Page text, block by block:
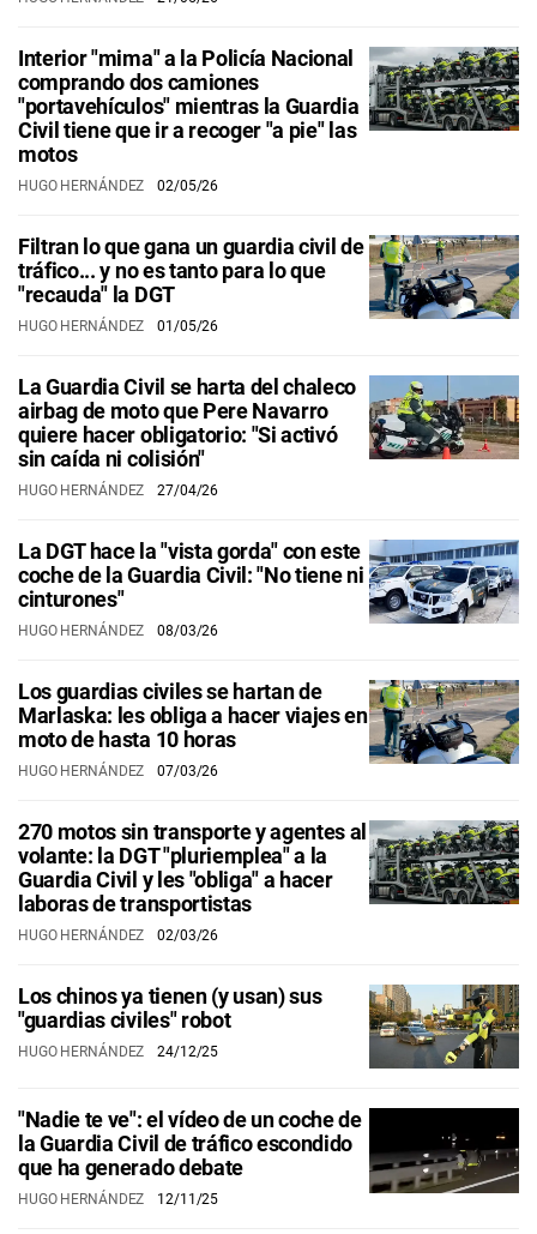
Interior "mima" a la Policía Nacional
comprando dos camiones
"portavehículos" mientras la Guardia
Civil tiene que ir a recoger "a pie" las
motos
HUGO HERNÁNDEZ 02/05/26
Filtran lo que gana un guardia civil de
tráfico... y no es tanto para lo que
"recauda" la DGT
HUGO HERNÁNDEZ 01/05/26
La Guardia Civil se harta del chaleco
airbag de moto que Pere Navarro
quiere hacer obligatorio: "Si activó
sin caída ni colisión"
HUGO HERNÁNDEZ 27/04/26
La DGT hace la "vista gorda" con este
coche de la Guardia Civil: "No tiene ni
cinturones"
HUGO HERNÁNDEZ 08/03/26
Los guardias civiles se hartan de
Marlaska: les obliga a hacer viajes en
moto de hasta 10 horas
HUGO HERNÁNDEZ 07/03/26
270 motos sin transporte y agentes al
volante: la DGT "pluriemplea" a la
Guardia Civil y les "obliga" a hacer
laboras de transportistas
HUGO HERNÁNDEZ 02/03/26
Los chinos ya tienen (y usan) sus
"guardias civiles" robot
HUGO HERNÁNDEZ 24/12/25
"Nadie te ve": el vídeo de un coche de
la Guardia Civil de tráfico escondido
que ha generado debate
HUGO HERNÁNDEZ 12/11/25